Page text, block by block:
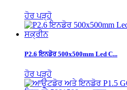
ਹੋਰ ਪੜ੍ਹੋ
P2.6 ਇਨਡੋਰ 500x500mm Led C...
ਹੋਰ ਪੜ੍ਹੋ